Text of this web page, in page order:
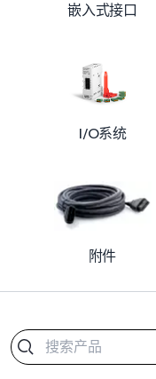
嵌入式接口
I/O系统
附件